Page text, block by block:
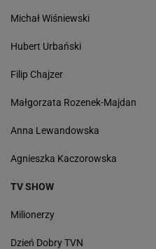
Michał Wiśniewski
Hubert Urbański
Filip Chajzer
Małgorzata Rozenek-Majdan
Anna Lewandowska
Agnieszka Kaczorowska
TV SHOW
Milionerzy
Dzień Dobry TVN